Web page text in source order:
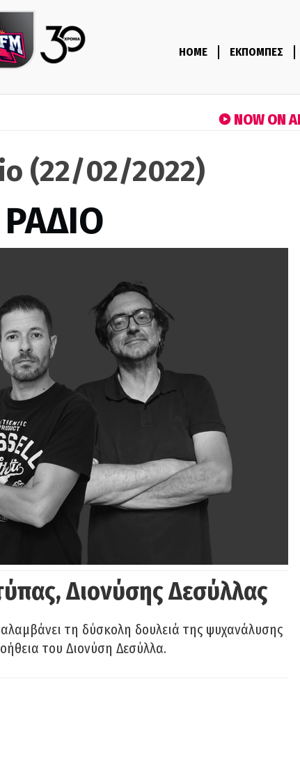
HOME ΕΚΠΟΜΠΕΣ
NOW ON
(22/02/2022)
Διονύσης Δεσύλλας
τη δύσκολη δουλειά της ψυχανάλυσης
του Διονύση Δεσύλλα.